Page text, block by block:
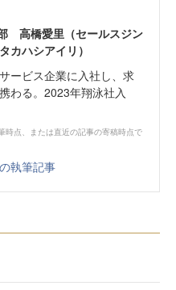
高橋愛里（セールスジン
ハシアイリ）
ービス企業に入社し、求
わる。2023年翔泳社入
時点、または直近の記事の寄稿時点で
執筆記事